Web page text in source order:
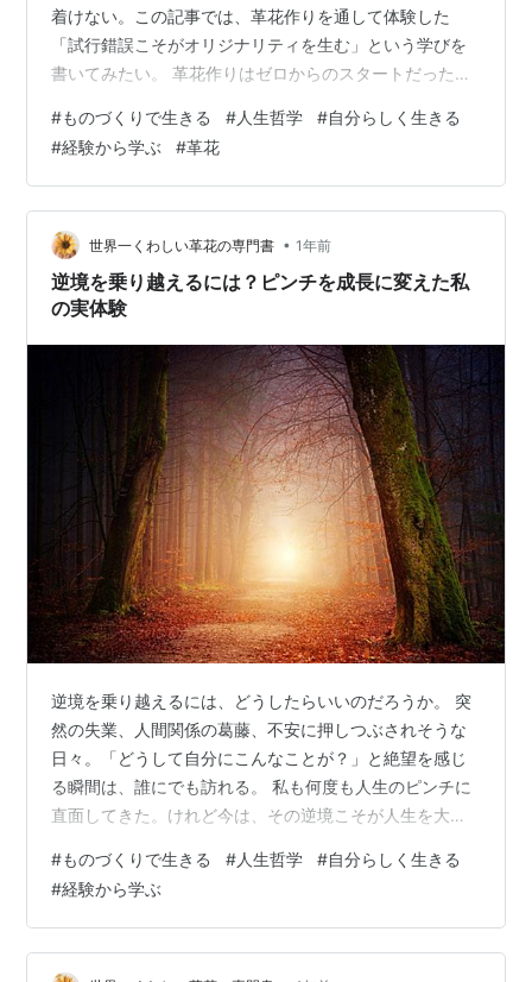
着けない。この記事では、革花作りを通して体験した
「試行錯誤こそがオリジナリティを生む」という学びを
書いてみたい。 革花作りはゼロからのスタートだった｜
いうもの、それだけをひたすら追い求めて作り方やデザ
インなどを探求してきた。 最初はもちろん、何のヒント
もないところからだったことから、形になるまでとても
多くの時間を要したけれど、得られた知識や技術は何も
のにも代えられない大切な宝物となった。 革花を作り始
めてから、花の形を作るまでには確か半年ほどか…
#ものづくりで生きる #人生哲学 #自分らしく生きる
#経験から学ぶ #革花
世界一くわしい革花の専門書 • 1年前
逆境を乗り越えるには？ピンチを成長に変えた私
の実体験
逆境を乗り越えるには、どうしたらいいのだろうか。 突
然の失業、人間関係の葛藤、不安に押しつぶされそうな
日々。「どうして自分にこんなことが？」と絶望を感じ
る瞬間は、誰にでも訪れる。 私も何度も人生のピンチに
直面してきた。けれど今は、その逆境こそが人生を大き
実体験を通して、逆境を乗り越えるとはどういうこと
か、その意味と考え方をお伝えしようと思う。 体験談①
逆境を乗り越えるきっかけになった突然の失業 このブロ
グの中でも何度も書いているけれど、私が革花を仕事に
#ものづくりで生きる #人生哲学 #自分らしく生きる
#経験から学ぶ